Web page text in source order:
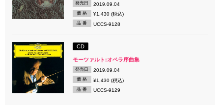
発売日 2019.09.04
価 格 ¥1,430 (税込)
品 番 UCCS-9128
CD
モーツァルト:オペラ序曲集
発売日 2019.09.04
価 格 ¥1,430 (税込)
品 番 UCCS-9129